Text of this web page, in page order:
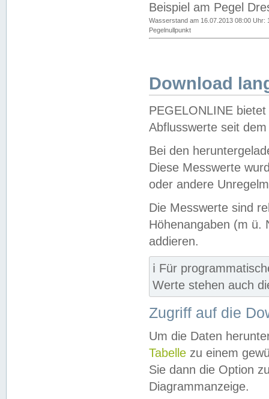
Beispiel am Pegel
Wasserstand am 16.07.2013 08:00 Uhr:
Pegelnullpunkt
Download
PEGELONLINE
Abflusswerte seit
Bei den
Diese Messwerte
oder andere
Die Messwerte sind
Höhenangaben (m ü.
addieren.
ℹ️ Für
Werte stehen auch
Zugriff auf die
Um die Daten
Tabelle zu einem
Sie dann die Option
Diagrammanzeige.